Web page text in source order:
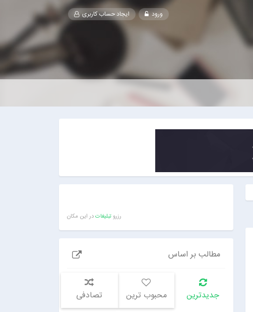
ورود ایجاد حساب کاربری
رزروتبلیغاتدر این مکان
مطالب بر اساس
جدیدترین محبوب ترین تصادفی